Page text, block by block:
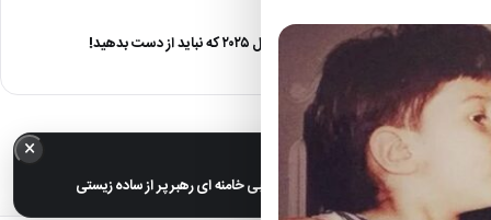
معرفی ۶ مینی سریال ۲۰۲۵ که نباید از دست بدهید!
× خبر مهم
عکس های خانوادگی مجتبی خامنه ای رهبر پر از ساده زیستی